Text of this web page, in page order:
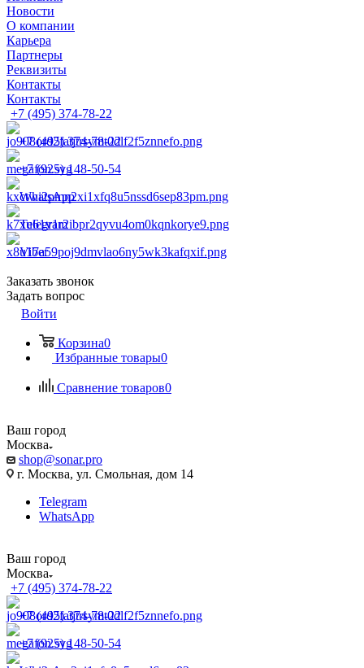
Новости
О компании
Карьера
Партнеры
Реквизиты
Контакты
Контакты
+7 (495) 374-78-22
+7 (495) 374-78-22
+7 (925) 148-50-54
WhatsApp
Telegram
Viber
Заказать звонок
Задать вопрос
Войти
Корзина0
Избранные товары0
Сравнение товаров0
Ваш город
Москва
shop@sonar.pro
г. Москва, ул. Смольная, дом 14
Telegram
WhatsApp
Ваш город
Москва
+7 (495) 374-78-22
+7 (495) 374-78-22
+7 (925) 148-50-54